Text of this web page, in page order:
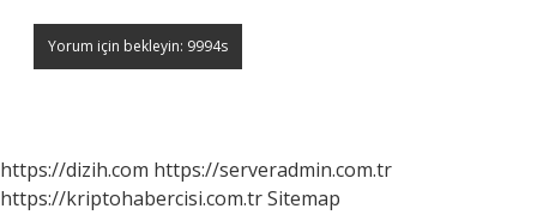
https://dizih.com https://serveradmin.com.tr
https://kriptohabercisi.com.trSitemap